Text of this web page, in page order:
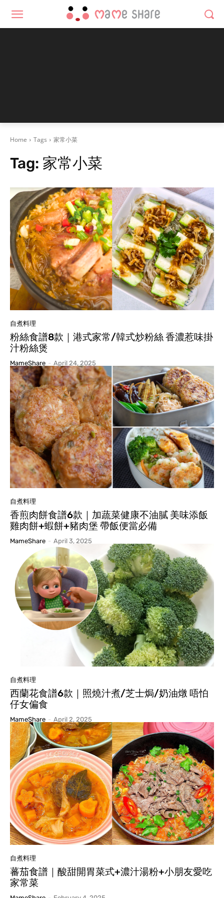
Home Tags 家常小菜
Tag: 家常小菜
自煮料理
粉絲食譜8款｜港式家常/韓式炒粉絲 香濃惹味掛
汁粉絲煲
MameShare - April 24, 2025
自煮料理
香煎肉餅食譜6款｜加蔬菜健康不油膩 美味添飯
雞肉餅+蝦餅+豬肉堡 帶飯便當必備
MameShare - April 3, 2025
自煮料理
西蘭花食譜6款｜照燒汁煮/芝士焗/奶油燉 唔怕
仔女偏食
MameShare - April 2, 2025
自煮料理
蕃茄食譜｜酸甜開胃菜式+濃汁湯粉+小朋友愛吃
家常菜